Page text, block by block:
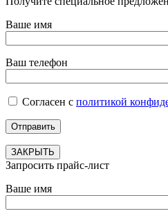
Ваше имя
Ваш телефон
Согласен с политикой
ЗАКРЫТЬ
Запросить прайс-лист
Ваше имя